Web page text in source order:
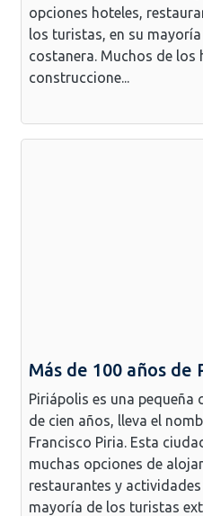
opciones hoteles,
los turistas, en su
costanera. Muchos de los
construccione...
Más de 100 años de
Piriápolis es una pequeña
de cien años, lleva el
Francisco Piria. Esta
muchas opciones de
restaurantes y
mayoría de los turistas